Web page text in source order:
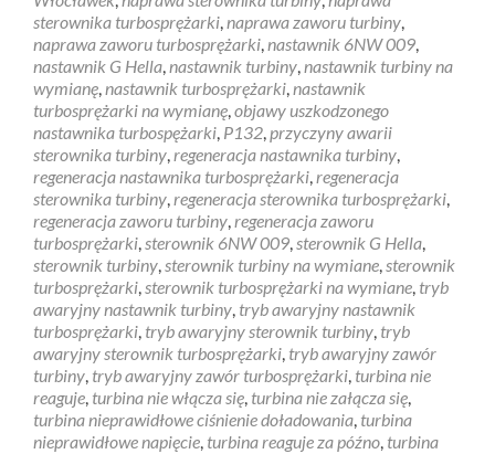
sterownika turbosprężarki,naprawa zaworu turbiny,
naprawa zaworu turbosprężarki,nastawnik 6NW 009,
nastawnik G Hella,nastawnik turbiny,nastawnik turbiny na
wymianę,nastawnik turbosprężarki,nastawnik
turbosprężarki na wymianę,objawy uszkodzonego
nastawnika turbospężarki, P132,przyczyny awarii
sterownika turbiny,regeneracja nastawnika turbiny,
regeneracja nastawnika turbosprężarki,regeneracja
sterownika turbiny,regeneracja sterownika turbosprężarki,
regeneracja zaworu turbiny,regeneracja zaworu
turbosprężarki,sterownik 6NW 009,sterownik G Hella,
sterownik turbiny,sterownik turbiny na wymiane,sterownik
turbosprężarki,sterownik turbosprężarki na wymiane, tryb
awaryjny nastawnik turbiny, tryb awaryjny nastawnik
turbosprężarki, tryb awaryjny sterownik turbiny, tryb
awaryjny sterownik turbosprężarki, tryb awaryjny zawór
turbiny, tryb awaryjny zawór turbosprężarki, turbina nie
reaguje, turbina nie włącza się, turbina nie załącza się,
turbina nieprawidłowe ciśnienie doładowania, turbina
nieprawidłowe napięcie, turbina reaguje za późno, turbina